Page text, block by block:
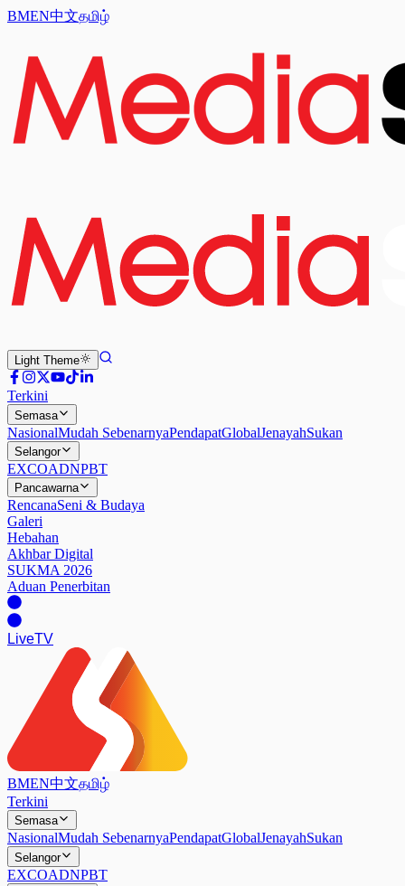
BMEN中文தமிழ்
Light Theme
Terkini
Semasa
NasionalMudah SebenarnyaPendapatGlobalJenayahSukan
Selangor
EXCOADNPBT
Pancawarna
RencanaSeni & Budaya
Galeri
Hebahan
Akhbar Digital
SUKMA 2026
Aduan Penerbitan
LiveTV
BMEN中文தமிழ்
Terkini
Semasa
NasionalMudah SebenarnyaPendapatGlobalJenayahSukan
Selangor
EXCOADNPBT